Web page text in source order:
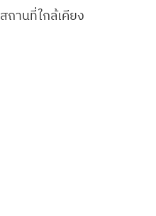
สถานที่ใกล้เคียง